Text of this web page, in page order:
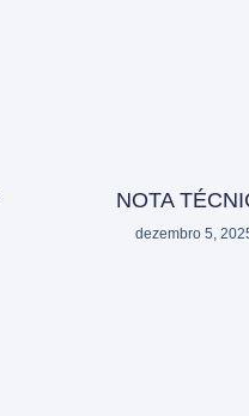
NOTA
dezembro 5,